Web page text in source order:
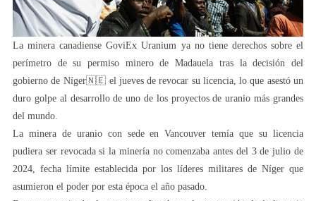
La minera canadiense GoviEx Uranium ya no tiene derechos sobre el
perímetro de su permiso minero de Madauela tras la decisión del
gobierno de Níger🇳🇪 el jueves de revocar su licencia, lo que asestó un
duro golpe al desarrollo de uno de los proyectos de uranio más grandes
del mundo.
La minera de uranio con sede en Vancouver temía que su licencia
pudiera ser revocada si la minería no comenzaba antes del 3 de julio de
2024, fecha límite establecida por los líderes militares de Níger que
asumieron el poder por esta época el año pasado.